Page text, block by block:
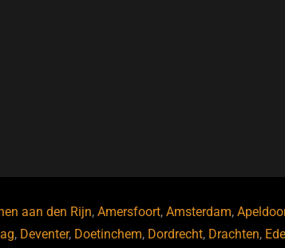
aan den Rijn, Amersfoort, Amsterdam,
, Deventer, Doetinchem, Dordrecht, Drachten, Ede